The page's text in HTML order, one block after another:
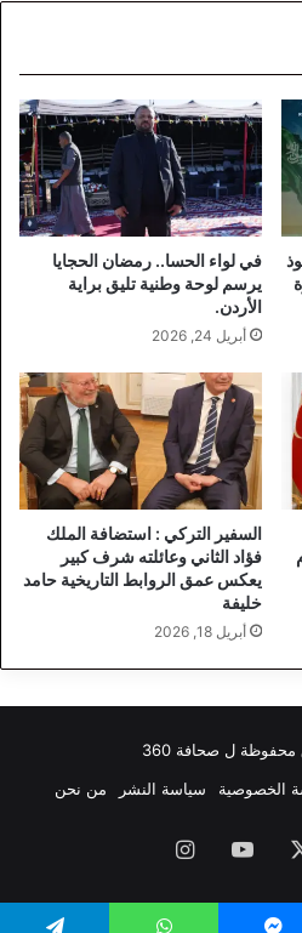
في لواء الحسا.. رمضان الحجايا
يرسم لوحة وطنية تليق براية
الأردن.
أبريل 24, 2026
السفير التركي : استضافة الملك
فؤاد الثاني وعائلته شرف كبير
يعكس عمق الروابط التاريخية حامد
خليفة
أبريل 18, 2026
محفوظة ل صحافة 360
الخصوصية سياسة النشر من نحن
‫YouTube